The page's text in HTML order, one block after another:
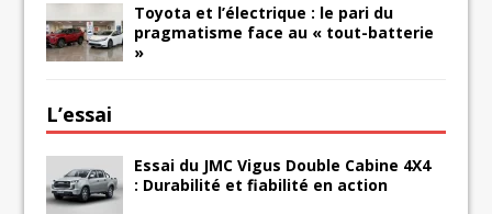
Toyota et l’électrique : le pari du
pragmatisme face au « tout-batterie
»
L’essai
Essai du JMC Vigus Double Cabine 4X4
: Durabilité et fiabilité en action